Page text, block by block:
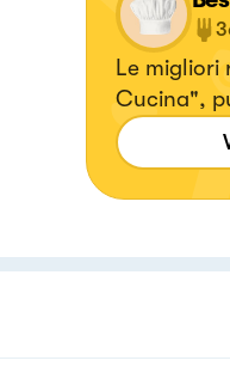
Le
Cucina",
😍